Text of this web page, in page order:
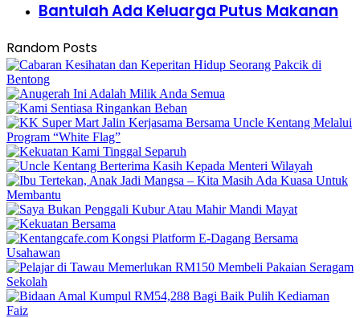
Bantulah Ada Keluarga Putus Makanan
Random Posts